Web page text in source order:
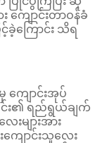
ကျောင်းတာဝန်ခံ
ခဲ့ကြောင်း သိရ
ကျောင်းအုပ်
ြင်း၏ ရည်ရွယ်ချက်
ေးများအား
ျောင်းသူလေး